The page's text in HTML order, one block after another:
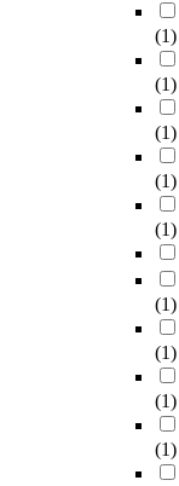
(1)
(1)
(1)
(1)
(1)
(1)
(1)
(1)
(1)